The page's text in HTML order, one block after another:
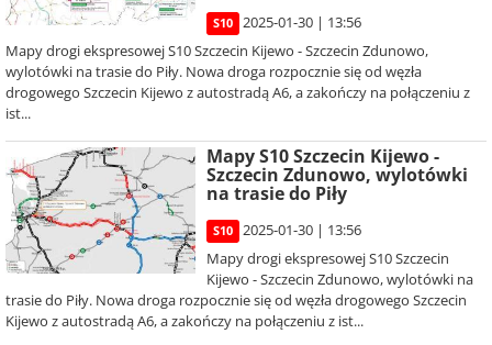
S10
2025-01-30 | 13:56
Mapy drogi ekspresowej S10 Szczecin Kijewo - Szczecin Zdunowo,
wylotówki na trasie do Piły. Nowa droga rozpocznie się od węzła
drogowego Szczecin Kijewo z autostradą A6, a zakończy na połączeniu z
ist...
Mapy S10 Szczecin Kijewo -
Szczecin Zdunowo, wylotówki
na trasie do Piły
S10
2025-01-30 | 13:56
Mapy drogi ekspresowej S10 Szczecin
Kijewo - Szczecin Zdunowo, wylotówki na
trasie do Piły. Nowa droga rozpocznie się od węzła drogowego Szczecin
Kijewo z autostradą A6, a zakończy na połączeniu z ist...